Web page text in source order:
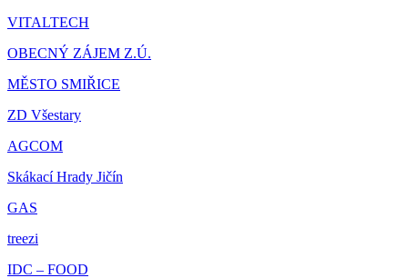
VITALTECH
OBECNÝ ZÁJEM Z.Ú.
MĚSTO SMIŘICE
ZD Všestary
AGCOM
Skákací Hrady Jičín
GAS
treezi
IDC – FOOD